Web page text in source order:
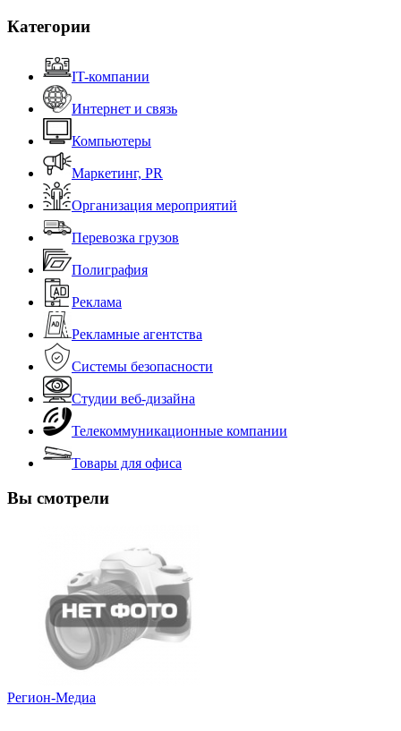
Категории
IT-компании
Интернет и связь
Компьютеры
Маркетинг, PR
Организация мероприятий
Перевозка грузов
Полиграфия
Реклама
Рекламные агентства
Системы безопасности
Студии веб-дизайна
Телекоммуникационные компании
Товары для офиса
Вы смотрели
Регион-Медиа